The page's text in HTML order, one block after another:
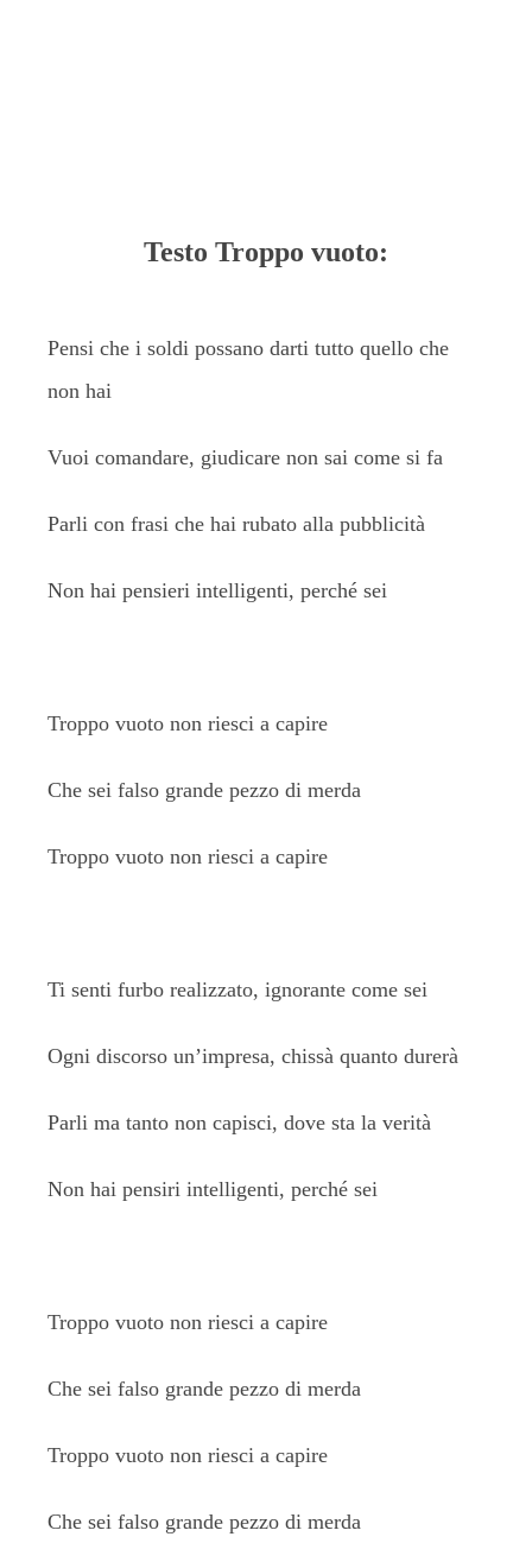
Testo Troppo vuoto:
Pensi che i soldi possano darti tutto quello che
non hai
Vuoi comandare, giudicare non sai come si fa
Parli con frasi che hai rubato alla pubblicità
Non hai pensieri intelligenti, perché sei
Troppo vuoto non riesci a capire
Che sei falso grande pezzo di merda
Troppo vuoto non riesci a capire
Ti senti furbo realizzato, ignorante come sei
Ogni discorso un’impresa, chissà quanto durerà
Parli ma tanto non capisci, dove sta la verità
Non hai pensiri intelligenti, perché sei
Troppo vuoto non riesci a capire
Che sei falso grande pezzo di merda
Troppo vuoto non riesci a capire
Che sei falso grande pezzo di merda